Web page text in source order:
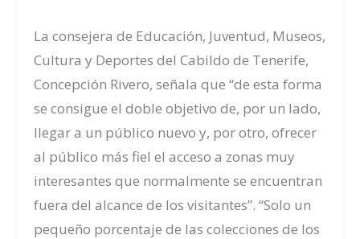
La consejera de Educación, Juventud, Museos,
Cultura y Deportes del Cabildo de Tenerife,
Concepción Rivero, señala que “de esta forma
se consigue el doble objetivo de, por un lado,
llegar a un público nuevo y, por otro, ofrecer
al público más fiel el acceso a zonas muy
interesantes que normalmente se encuentran
fuera del alcance de los visitantes”. “Solo un
pequeño porcentaje de las colecciones de los